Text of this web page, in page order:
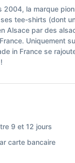
la marque
tee-shirts (dont
Alsace par des
Uniquement
in France se
9 et 12 jours
carte bancaire